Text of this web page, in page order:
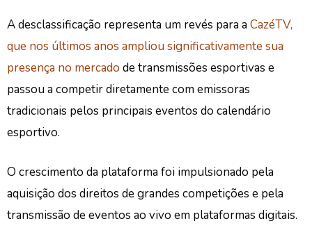
A desclassificação representa um revés para aCazéTV,
que nos últimos anos ampliou significativamente sua
presença no mercado de transmissões esportivas e
passou a competir diretamente com emissoras
tradicionais pelos principais eventos do calendário
esportivo.
O crescimento da plataforma foi impulsionado pela
aquisição dos direitos de grandes competições e pela
transmissão de eventos ao vivo em plataformas digitais.